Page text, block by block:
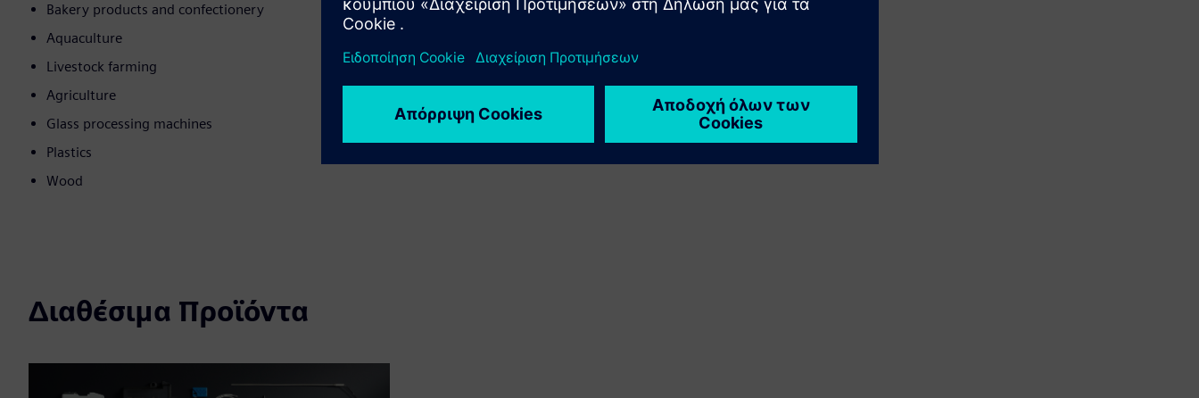
Bakery products and confectionery
Aquaculture
Livestock farming
Agriculture
Glass processing machines
Plastics
Wood
Xcelerator που βοηθά τον πελάτη να το υλοποιήσει, να το
Διαθέσιμα Προϊόντα